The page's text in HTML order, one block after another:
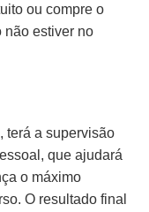
ou compre o
não estiver no
terá a supervisão
que ajudará
o máximo
O resultado final